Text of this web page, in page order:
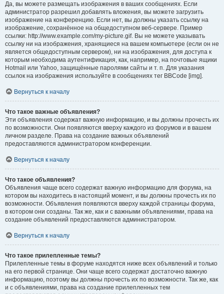
Да, вы можете размещать изображения в ваших сообщениях. Если
администратор разрешил добавлять вложения, вы можете загрузить
изображение на конференцию. Если нет, вы должны указать ссылку на
изображение, сохранённое на общедоступном веб-сервере. Пример
ссылки: http://www.example.com/my-picture.gif. Вы не можете указывать
ссылку ни на изображения, хранящиеся на вашем компьютере (если он не
является общедоступным сервером), ни на изображения, для доступа к
которым необходима аутентификация, как, например, на почтовые ящики
Hotmail или Yahoo, защищённые паролями сайты и т. п. Для указания
ссылок на изображения используйте в сообщениях тег BBCode [img].
Вернуться к началу
Что такое важные объявления?
Эти объявления содержат важную информацию, и вы должны прочесть их
по возможности. Они появляются вверху каждого из форумов и в вашем
личном разделе. Права на создание важных объявлений
предоставляются администратором конференции.
Вернуться к началу
Что такое объявления?
Объявления чаще всего содержат важную информацию для форума, на
котором вы находитесь в настоящий момент, и вы должны прочесть их по
возможности. Объявления появляются вверху каждой страницы форума,
в котором они созданы. Так же, как и с важными объявлениями, права на
создание объявлений предоставляются администратором.
Вернуться к началу
Что такое прилепленные темы?
Прилепленные темы в форуме находятся ниже всех объявлений и только
на его первой странице. Они чаще всего содержат достаточно важную
информацию, поэтому вы должны прочесть их по возможности. Так же, как
и с объявлениями, права на создание прилепленных тем